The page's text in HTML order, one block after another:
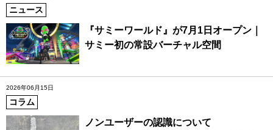
ニュース
『サミーワールド』が7月1日オープン｜
サミー初の常設バーチャル空間
2026年06月15日
コラム
ノンユーザーの認識について